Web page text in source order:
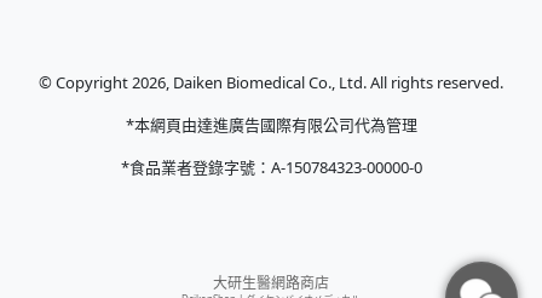
© Copyright 2026, Daiken Biomedical Co., Ltd. All rights reserved.
*本網頁由達進廣告國際有限公司代為管理
*食品業者登錄字號：A-150784323-00000-0
大研生醫網路商店